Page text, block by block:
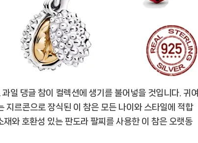
일 댕글 참이 컬렉션에 생기를 불어넣을 것입니다. 귀여
지르콘으로 장식된 이 참은 모든 나이와 스타일에 적합
와 호환성 있는 판도라 팔찌를 사용한 이 참은 오랫동